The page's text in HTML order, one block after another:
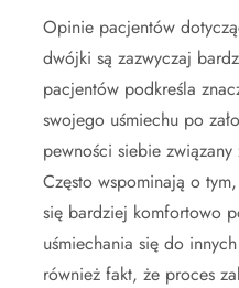
Opinie pacjentów
dwójki są zazwyczaj
pacjentów podkreśla
swojego uśmiechu po
pewności siebie
Często wspominają o
się bardziej komfortowo
uśmiechania się do
również fakt, że proces